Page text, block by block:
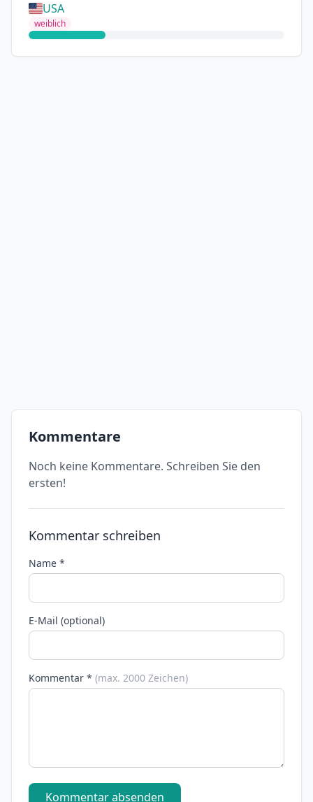
USA
weiblich
Kommentare
Noch keine Kommentare. Schreiben Sie den
ersten!
Kommentar schreiben
Name *
E-Mail (optional)
Kommentar * (max. 2000 Zeichen)
Kommentar absenden